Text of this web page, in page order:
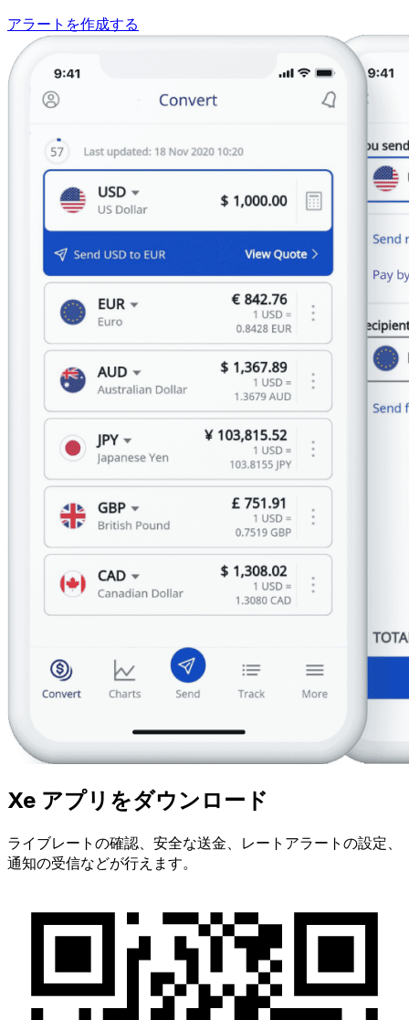
アラートを作成する
Xe アプリをダウンロード
ライブレートの確認、安全な送金、レートアラートの設定、
通知の受信などが行えます。